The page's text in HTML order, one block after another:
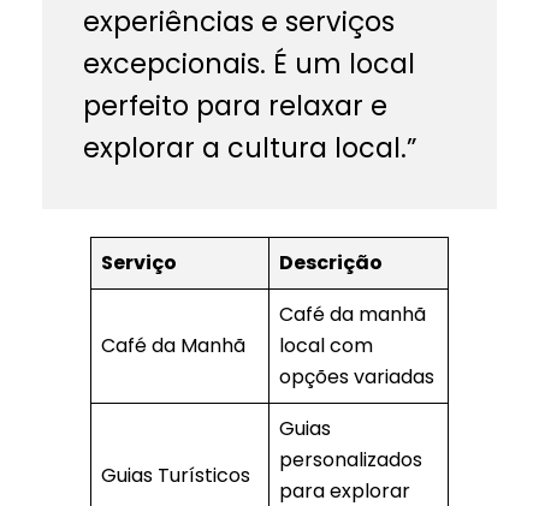
experiências e serviços
excepcionais. É um local
perfeito para relaxar e
explorar a cultura local.”
Serviço Descrição
Café da Manhã
Café da manhã
local com
opções variadas
Guias Turísticos
Guias
personalizados
para explorar